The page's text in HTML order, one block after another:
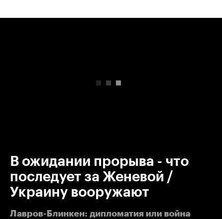
В ожидании прорыва - что
последует за Женевой /
Украину вооружают
Лавров-Блинкен: дипломатия или война